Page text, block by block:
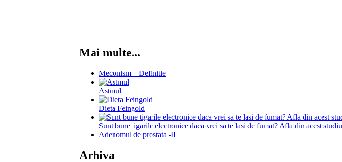
Mai multe...
Meconism – Definitie
Astmul
Dieta Feingold
Sunt bune tigarile electronice daca vrei sa te lasi de fumat? Afla din acest studiu
Adenomul de prostata -II
Arhiva